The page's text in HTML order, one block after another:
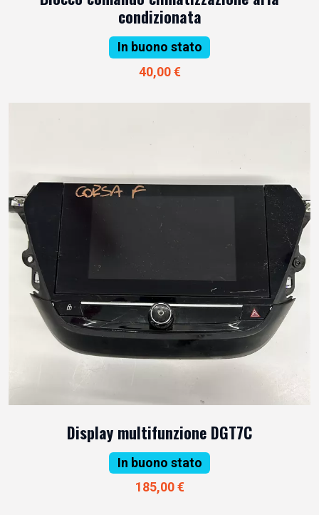
condizionata
In buono stato
40,00 €
Display multifunzione DGT7C
In buono stato
185,00 €